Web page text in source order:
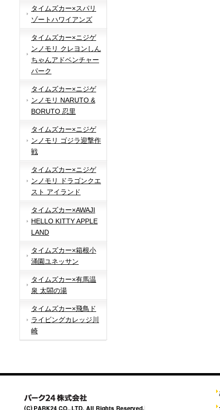
タイムズカー×スパリ
ゾートハワイアンズ
タイムズカー×ニジゲ
ンノモリ クレヨンしん
ちゃんアドベンチャー
パーク
タイムズカー×ニジゲ
ンノモリ NARUTO &
BORUTO 忍里
タイムズカー×ニジゲ
ンノモリ ゴジラ迎撃作
戦
タイムズカー×ニジゲ
ンノモリ ドラゴンクエ
スト アイランド
タイムズカー×AWAJI
HELLO KITTY APPLE
LAND
タイムズカー×箱根小
涌園ユネッサン
タイムズカー×有馬温
泉 太閤の湯
タイムズカー×飛鳥ド
ライビングカレッジ川
崎